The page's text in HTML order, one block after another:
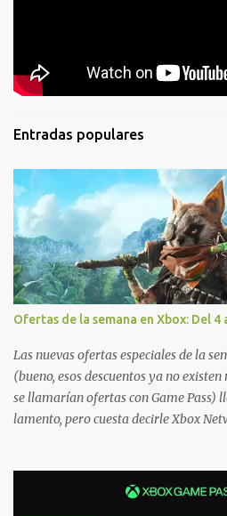
Entradas populares
Ofertas de la semana en Xbox: Del
Las nuevas ofertas especiales de la
(bueno, esos descuentos ya no
se llamarían ofertas con Game Pass)
lamento, pero cuesta decirle Xbox
jugarlos y mantener un progreso
Xbox, y tenemos un listado de juegos